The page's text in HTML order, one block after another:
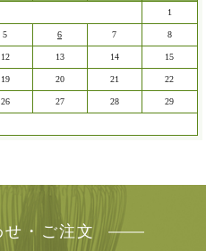
1
5 6 7 8
12 13 14 15
19 20 21 22
26 27 28 29
せ・ご注文